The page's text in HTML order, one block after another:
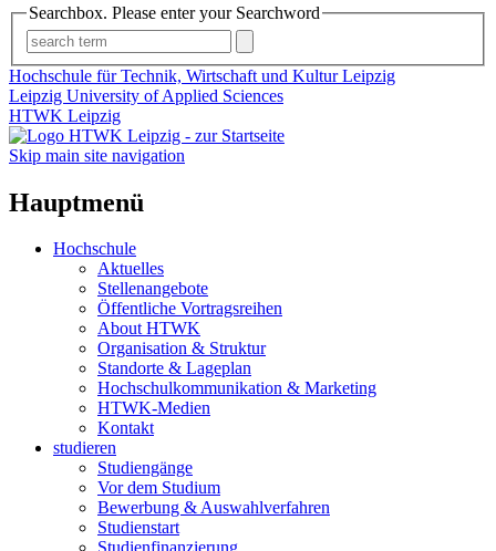
Searchbox. Please enter your Searchword
Hochschule für Technik, Wirtschaft und Kultur Leipzig
Leipzig University of Applied Sciences
HTWK Leipzig
Skip main site navigation
Hauptmenü
Hochschule
Aktuelles
Stellenangebote
Öffentliche Vortragsreihen
About HTWK
Organisation & Struktur
Standorte & Lageplan
Hochschulkommunikation & Marketing
HTWK-Medien
Kontakt
studieren
Studiengänge
Vor dem Studium
Bewerbung & Auswahlverfahren
Studienstart